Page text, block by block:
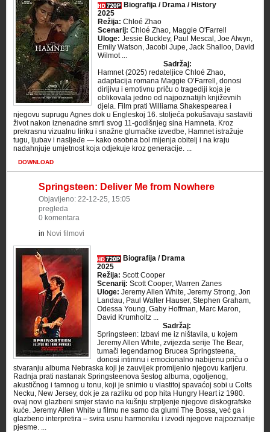
Biografija / Drama / History
2025
Režija: Chloé Zhao
Scenarij: Chloé Zhao, Maggie O'Farrell
Uloge: Jessie Buckley, Paul Mescal, Joe Alwyn,
Emily Watson, Jacobi Jupe, Jack Shalloo, David
Wilmot ...
Sadržaj:
Hamnet (2025) redateljice Chloé Zhao,
adaptacija romana Maggie O’Farrell, donosi
dirljivu i emotivnu priču o tragediji koja je
oblikovala jedno od najpoznatijih književnih
djela. Film prati Williama Shakespearea i
njegovu suprugu Agnes dok u Engleskoj 16. stoljeća pokušavaju sastaviti
život nakon iznenadne smrti svog 11-godišnjeg sina Hamneta. Kroz
prekrasnu vizualnu liriku i snažne glumačke izvedbe, Hamnet istražuje
tugu, ljubav i nasljeđe — kako osobna bol mijenja obitelj i na kraju
nadahnjuje umjetnost koja odjekuje kroz generacije. ...
DOWNLOAD
Springsteen: Deliver Me from Nowhere
Objavljeno: 22-12-25, 15:05
pregleda
0 komentara
in Novi filmovi
Biografija / Drama
2025
Režija: Scott Cooper
Scenarij: Scott Cooper, Warren Zanes
Uloge: Jeremy Allen White, Jeremy Strong, Jon
Landau, Paul Walter Hauser, Stephen Graham,
Odessa Young, Gaby Hoffman, Marc Maron,
David Krumholtz ...
Sadržaj:
Springsteen: Izbavi me iz ništavila, u kojem
Jeremy Allen White, zvijezda serije The Bear,
tumači legendarnog Brucea Springsteena,
donosi intimnu i emocionalno nabijenu priču o
stvaranju albuma Nebraska koji je zauvijek promijenio njegovu karijeru.
Radnja prati nastanak Springsteenova šestog albuma, ogoljenog,
akustičnog i tamnog u tonu, koji je snimio u vlastitoj spavaćoj sobi u Colts
Necku, New Jersey, dok je za razliku od pop hita Hungry Heart iz 1980.
ovaj novi glazbeni smjer stavio na kušnju strpljenje njegove diskografske
kuće. Jeremy Allen White u filmu ne samo da glumi The Bossa, već ga i
glazbeno interpretira – svira usnu harmoniku i izvodi njegove najpoznatije
pjesme. ...